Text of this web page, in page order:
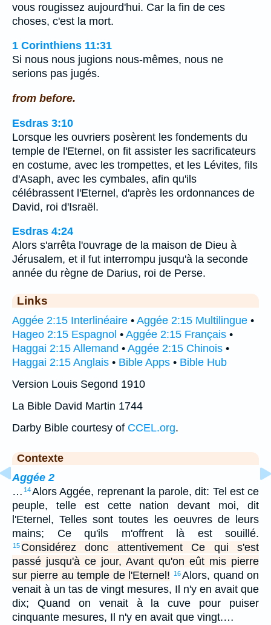
vous rougissez aujourd'hui. Car la fin de ces
choses, c'est la mort.
1 Corinthiens 11:31
Si nous nous jugions nous-mêmes, nous ne
serions pas jugés.
from before.
Esdras 3:10
Lorsque les ouvriers posèrent les fondements du
temple de l'Eternel, on fit assister les sacrificateurs
en costume, avec les trompettes, et les Lévites, fils
d'Asaph, avec les cymbales, afin qu'ils
célébrassent l'Eternel, d'après les ordonnances de
David, roi d'Israël.
Esdras 4:24
Alors s'arrêta l'ouvrage de la maison de Dieu à
Jérusalem, et il fut interrompu jusqu'à la seconde
année du règne de Darius, roi de Perse.
Links
Aggée 2:15 Interlinéaire • Aggée 2:15 Multilingue •
Hageo 2:15 Espagnol • Aggée 2:15 Français •
Haggai 2:15 Allemand • Aggée 2:15 Chinois •
Haggai 2:15 Anglais • Bible Apps • Bible Hub
Version Louis Segond 1910
La Bible David Martin 1744
Darby Bible courtesy of CCEL.org.
Contexte
Aggée 2
… 14Alors Aggée, reprenant la parole, dit: Tel est ce
peuple, telle est cette nation devant moi, dit
l'Eternel, Telles sont toutes les oeuvres de leurs
mains; Ce qu'ils m'offrent là est souillé.
15 Considérez donc attentivement Ce qui s'est
passé jusqu'à ce jour, Avant qu'on eût mis pierre
sur pierre au temple de l'Eternel!
16Alors, quand on
venait à un tas de vingt mesures, Il n'y en avait que
dix; Quand on venait à la cuve pour puiser
cinquante mesures, Il n'y en avait que vingt.…